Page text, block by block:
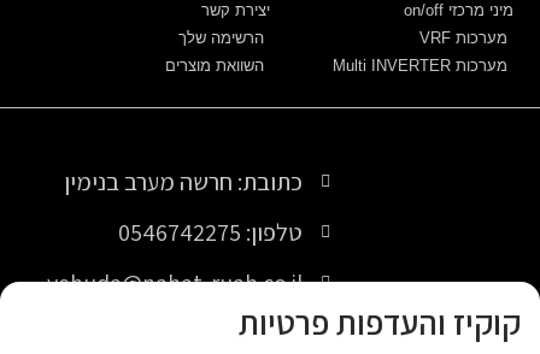
מיני מרכזי on/off
מערכות VRF
מערכות Multi INVERTER
יצירת קשר
הרשימה שלך
השוואת מוצרים
כתובת: חרשה מערב בנימין
טלפון: 0546742275
yehuda@nahat-ruah.co.il
קוקיז והעדפות פרטיות